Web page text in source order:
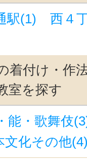
駅(1)
西４
着付け・作
室を探す
能・歌舞伎
文化その他